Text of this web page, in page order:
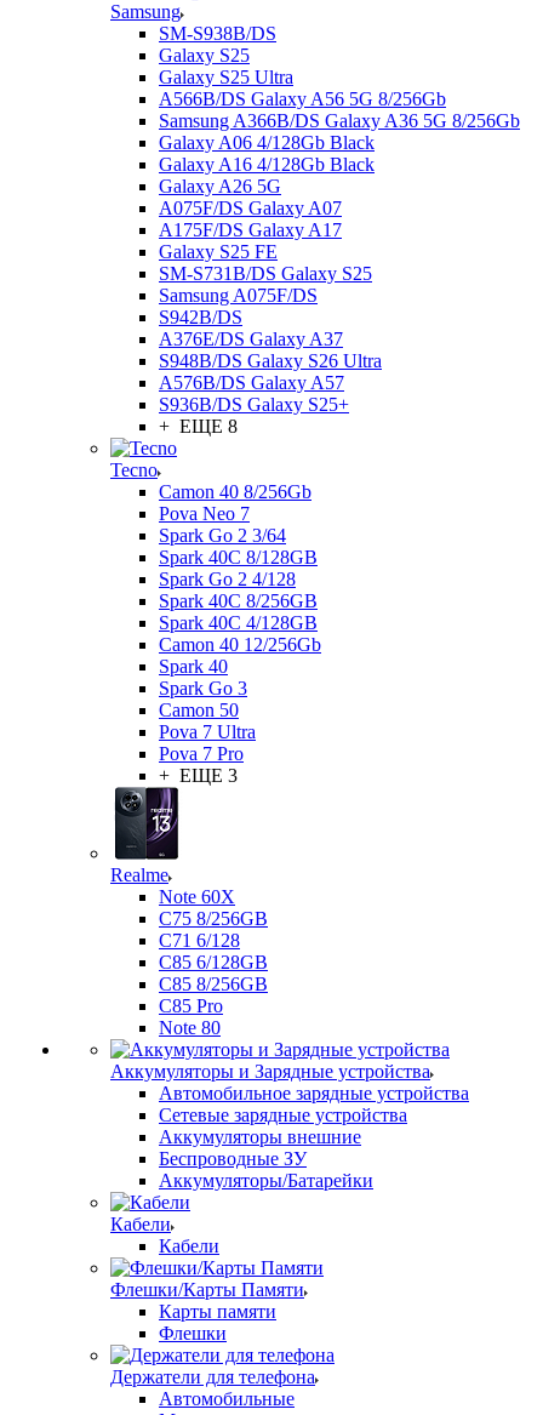
Samsung
SM-S938B/DS
Galaxy S25
Galaxy S25 Ultra
A566B/DS Galaxy A56 5G 8/256Gb
Samsung A366B/DS Galaxy A36 5G 8/256Gb
Galaxy A06 4/128Gb Black
Galaxy A16 4/128Gb Black
Galaxy A26 5G
A075F/DS Galaxy A07
A175F/DS Galaxy A17
Galaxy S25 FE
SM-S731B/DS Galaxy S25
Samsung A075F/DS
S942B/DS
A376E/DS Galaxy A37
S948B/DS Galaxy S26 Ultra
A576B/DS Galaxy A57
S936B/DS Galaxy S25+
+ ЕЩЕ 8
Tecno
Camon 40 8/256Gb
Pova Neo 7
Spark Go 2 3/64
Spark 40C 8/128GB
Spark Go 2 4/128
Spark 40C 8/256GB
Spark 40C 4/128GB
Camon 40 12/256Gb
Spark 40
Spark Go 3
Camon 50
Pova 7 Ultra
Pova 7 Pro
+ ЕЩЕ 3
Realme
Note 60X
C75 8/256GB
C71 6/128
C85 6/128GB
C85 8/256GB
C85 Pro
Note 80
Аккумуляторы и Зарядные устройства
Автомобильное зарядные устройства
Сетевые зарядные устройства
Аккумуляторы внешние
Беспроводные ЗУ
Аккумуляторы/Батарейки
Кабели
Кабели
Флешки/Карты Памяти
Карты памяти
Флешки
Держатели для телефона
Автомобильные